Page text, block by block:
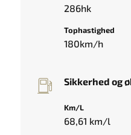
286hk
Tophastighed
180km/h
Sikkerhed og
Km/L
68,61 km/l